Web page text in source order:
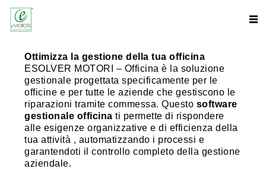
Ottimizza la gestione della tua officina
ESOLVER MOTORI – Officina è la soluzione
gestionale progettata specificamente per le
officine e per tutte le aziende che gestiscono le
riparazioni tramite commessa. Questo software
gestionale officina ti permette di rispondere
alle esigenze organizzative e di efficienza della
tua attività , automatizzando i processi e
garantendoti il controllo completo della gestione
aziendale.